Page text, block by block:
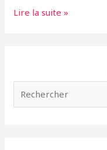
Des
noire
heurté
Lire la suite »